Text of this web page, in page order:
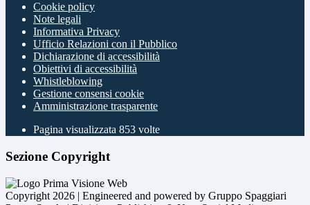
Cookie policy
Note legali
Informativa Privacy
Ufficio Relazioni con il Pubblico
Dichiarazione di accessibilità
Obiettivi di accessibilità
Whistleblowing
Gestione consensi cookie
Amministrazione trasparente
Pagina visualizzata 853 volte
Sezione Copyright
Copyright 2026 | Engineered and powered by Gruppo Spaggiari